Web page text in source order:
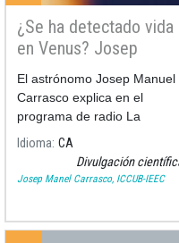
¿Se ha detectado vida
en Venus? Josep
Manel Carrasco en
Ràdio Sant Boi
El astrónomo Josep Manuel
Carrasco explica en el
programa de radio La
República Santboiana de
Radio Sant Boi, la detección
de fosfina en la atmósfera de
Idioma CA
Divulgación
Josep Manel Carrasco, ICCUB-IEEC